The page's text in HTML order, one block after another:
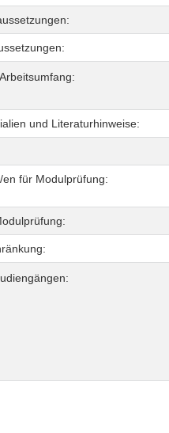
und Literaturhinweise:
für Modulprüfung: